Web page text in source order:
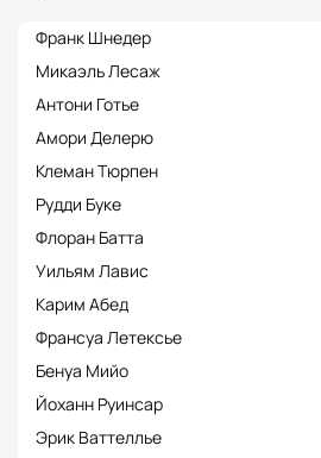
Франк Шнедер
Микаэль Лесаж
Антони Готье
Амори Делерю
Клеман Тюрпен
Рудди Буке
Флоран Батта
Уильям Лавис
Карим Абед
Франсуа Летексье
Бенуа Мийо
Йоханн Руинсар
Эрик Ваттеллье